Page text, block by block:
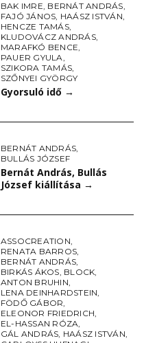
BAK IMRE, BERNÁT ANDRÁS,
FAJÓ JÁNOS, HAÁSZ ISTVÁN,
HENCZE TAMÁS,
KLUDOVÁCZ ANDRÁS,
MARAFKÓ BENCE,
PAUER GYULA,
SZIKORA TAMÁS,
SZŐNYEI GYÖRGY
Gyorsuló idő →
BERNÁT ANDRÁS,
BULLÁS JÓZSEF
Bernát András, Bullás
József kiállítása →
ASSOCREATION,
RENATA BARROS,
BERNÁT ANDRÁS,
BIRKÁS ÁKOS, BLOCK,
ANTON BRUHIN,
LENA DEINHARDSTEIN,
FÖDŐ GÁBOR,
ELEONOR FRIEDRICH,
EL-HASSAN RÓZA,
GÁL ANDRÁS, HAÁSZ ISTVÁN,